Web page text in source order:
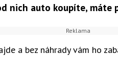
nich auto koupíte, máte
a bez náhrady vám ho